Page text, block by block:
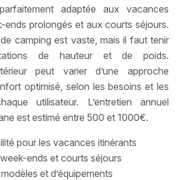
adaptée aux vacances
ends prolongés et aux courts séjours.
camping est vaste, mais il faut tenir
de hauteur et de poids.
peut varier d’une approche
optimisé, selon les besoins et les
utilisateur. L’entretien annuel
est estimé entre 500 et 1000€.
pour les vacances itinérants
ends et courts séjours
et d’équipements